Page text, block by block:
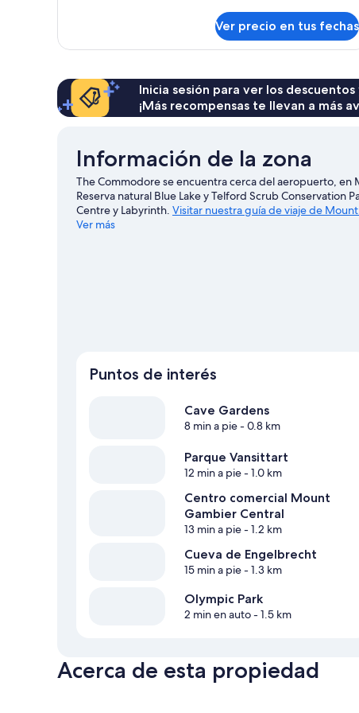
Twin
Ver precio en tus fechas
Inicia sesión para ver los
¡Más recompensas te llevan a más
Información de la zona
The Commodore se encuentra cerca del aeropuerto, en
Reserva natural Blue Lake y Telford Scrub Conservation
Centre y Labyrinth. Visitar nuestra guía de viaje de
Ver más
Puntos de interés
Cave Gardens
8 min a pie- 0.8 km
Parque Vansittart
12 min a pie- 1.0 km
Centro comercial Mount
Gambier Central
13 min a pie- 1.2 km
Cueva de Engelbrecht
15 min a pie- 1.3 km
Olympic Park
2 min en auto- 1.5 km
Acerca de esta propiedad